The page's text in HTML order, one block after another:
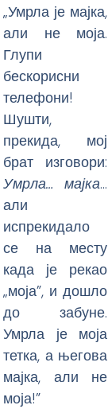
„Умрла је мајка,
али не моја.
Глупи
бескорисни
телефони!
Шушти,
прекида, мој
брат изговори:
Умрла… мајка…
али
испрекидало
се на месту
када је рекао
„моја”, и дошло
до забуне.
Умрла је моја
тетка, а његова
мајка, али не
моја!”